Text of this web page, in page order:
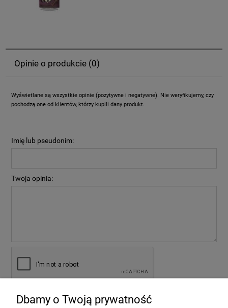
Opinie o produkcie (0)
Wyświetlane są wszystkie opinie (pozytywne i negatywne). Nie weryfikujemy, czy
pochodzą one od klientów, którzy kupili dany produkt.
Imię lub pseudonim:
Twoja opinia:
Dbamy o Twoją prywatność